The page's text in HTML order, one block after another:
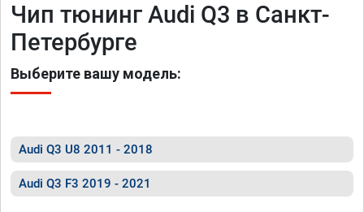
Чип тюнинг Audi Q3 в Санкт-
Петербурге
Выберите вашу модель:
Audi Q3 U8 2011 - 2018
Audi Q3 F3 2019 - 2021